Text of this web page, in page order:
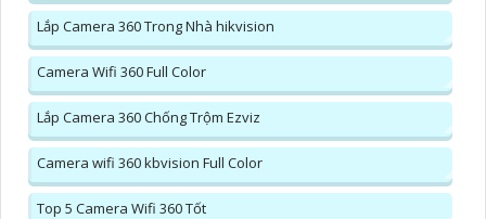
Lắp Camera 360 Trong Nhà hikvision
Camera Wifi 360 Full Color
Lắp Camera 360 Chống Trộm Ezviz
Camera wifi 360 kbvision Full Color
Top 5 Camera Wifi 360 Tốt